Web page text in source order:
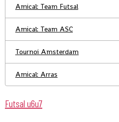
Amical: Team Futsal
Amical: Team ASC
Tournoi Amsterdam
Amical: Arras
Futsal u6u7